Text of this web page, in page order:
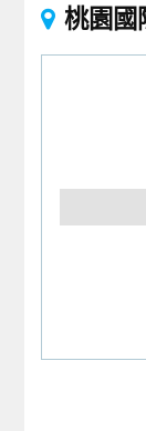
桃園國